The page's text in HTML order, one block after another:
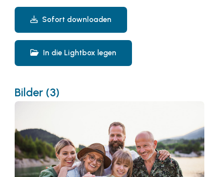
Sofort downloaden
In die Lightbox legen
Bilder (3)